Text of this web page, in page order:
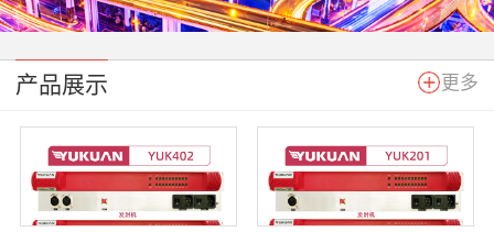
产品展示 更多